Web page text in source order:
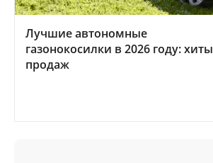
Лучшие автономные
газонокосилки в 2026 году: хиты
продаж